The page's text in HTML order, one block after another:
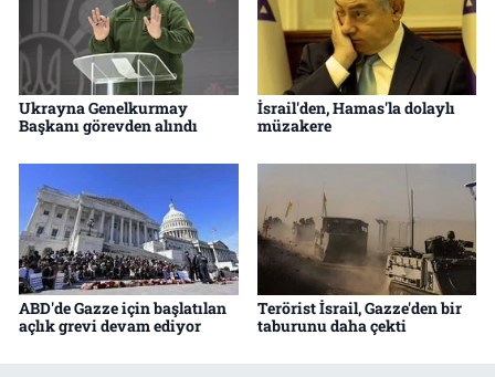
Ukrayna Genelkurmay
Başkanı görevden alındı
İsrail'den, Hamas'la dolaylı
müzakere
ABD'de Gazze için başlatılan
açlık grevi devam ediyor
Terörist İsrail, Gazze'den bir
taburunu daha çekti